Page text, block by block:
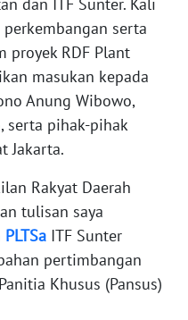
serta
proyek RDF Plant
masukan kepada
Anung Wibowo,
serta pihak-pihak
Jakarta.
Rakyat Daerah
tulisan saya
PLTSa ITF Sunter
pertimbangan
Khusus (Pansus)